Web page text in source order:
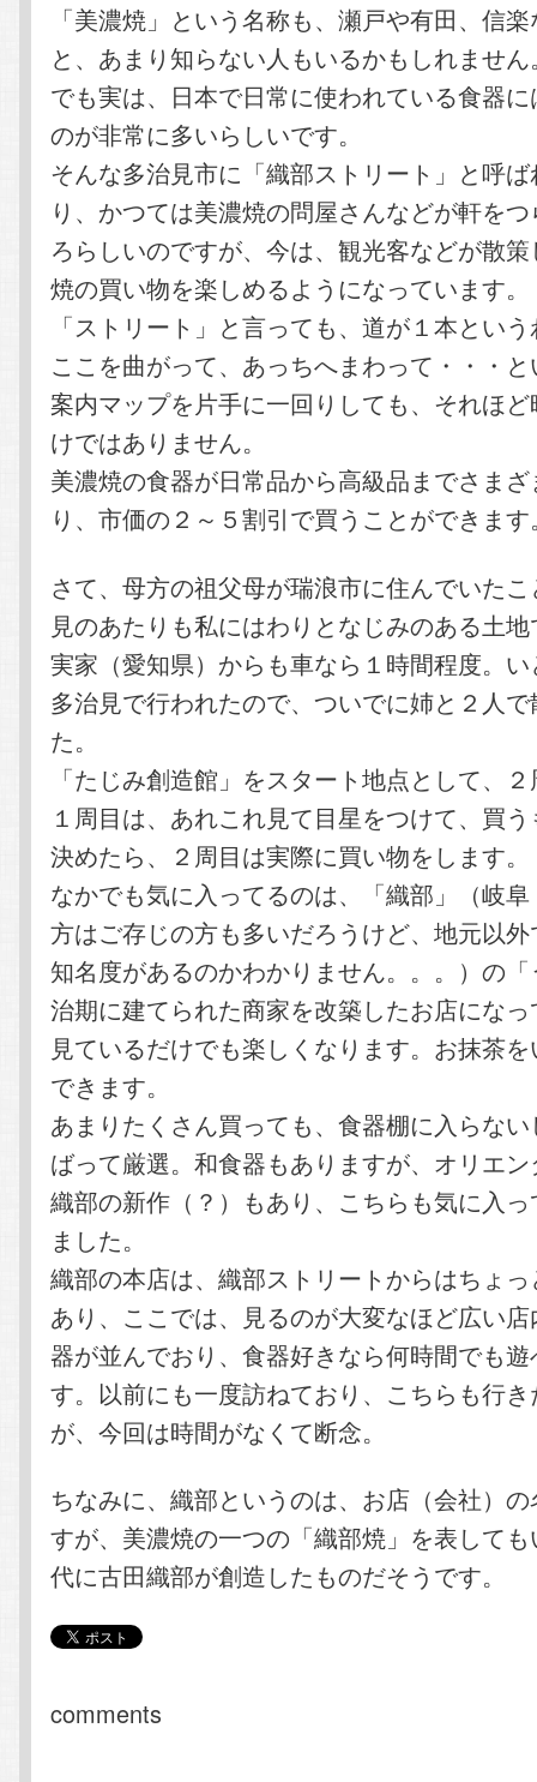
「美濃焼」という名称も、瀬戸や有田、信
と、あまり知らない人もいるかもしれません
でも実は、日本で日常に使われている食器
のが非常に多いらしいです。
そんな多治見市に「織部ストリート」と呼
り、かつては美濃焼の問屋さんなどが軒を
ろらしいのですが、今は、観光客などが散
焼の買い物を楽しめるようになっています。
「ストリート」と言っても、道が１本とい
ここを曲がって、あっちへまわって・・・
案内マップを片手に一回りしても、それほ
けではありません。
美濃焼の食器が日常品から高級品までさま
り、市価の２～５割引で買うことができます
さて、母方の祖父母が瑞浪市に住んでいた
見のあたりも私にはわりとなじみのある土
実家（愛知県）からも車なら１時間程度。
多治見で行われたので、ついでに姉と２人
た。
「たじみ創造館」をスタート地点として、
１周目は、あれこれ見て目星をつけて、買
決めたら、２周目は実際に買い物をします。
なかでも気に入ってるのは、「織部」（岐
方はご存じの方も多いだろうけど、地元以
知名度があるのかわかりません。。。）の
治期に建てられた商家を改築したお店にな
見ているだけでも楽しくなります。お抹茶
できます。
あまりたくさん買っても、食器棚に入らな
ばって厳選。和食器もありますが、オリエ
織部の新作（？）もあり、こちらも気に入
ました。
織部の本店は、織部ストリートからはちょ
あり、ここでは、見るのが大変なほど広い
器が並んでおり、食器好きなら何時間でも
す。以前にも一度訪ねており、こちらも行
が、今回は時間がなくて断念。
ちなみに、織部というのは、お店（会社）
すが、美濃焼の一つの「織部焼」を表して
代に古田織部が創造したものだそうです。
comments